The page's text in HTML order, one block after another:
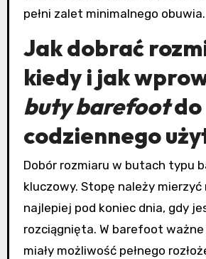
pełni zalet minimalnego obuwia.
Jak dobrać
kiedy i jak
buty barefootdo
codziennego
Dobór rozmiaru w butach typu
kluczowy. Stopę należy mierzyć
najlepiej pod koniec dnia, gdy
rozciągnięta. W barefoot
miały możliwość pełnego